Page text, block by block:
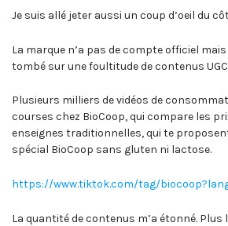
Je suis allé jeter aussi un coup d’oeil du
La marque n’a pas de compte officiel
tombé sur une foultitude de contenus
Plusieurs milliers de vidéos de
courses chez BioCoop, qui compare les
enseignes traditionnelles, qui te
spécial BioCoop sans gluten ni lactose.
https://www.tiktok.com/tag/
La quantité de contenus m’a étonné. Plus